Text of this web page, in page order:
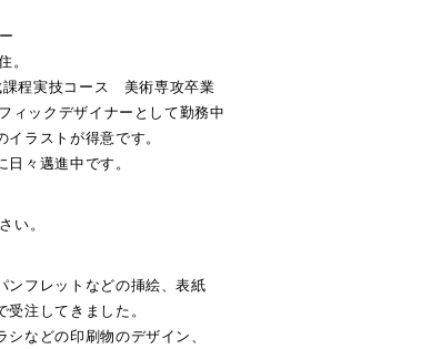
。
程実技コース 美術専攻卒業
ックデザイナーとして勤務中
ラストが得意です。
々邁進中です。
い。
ンフレットなどの挿絵、表紙
注してきました。
などの印刷物のデザイン、